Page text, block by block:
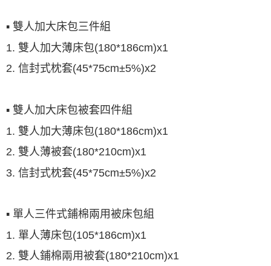
▪ 雙人加大床包三件組
1. 雙人加大薄床包(180*186cm)x1
2. 信封式枕套(45*75cm±5%)x2
▪ 雙人加大床包被套四件組
1. 雙人加大薄床包(180*186cm)x1
2. 雙人薄被套(180*210cm)x1
3. 信封式枕套(45*75cm±5%)x2
▪ 單人三件式鋪棉兩用被床包組
1. 單人薄床包(105*186cm)x1
2. 雙人鋪棉兩用被套(180*210cm)x1